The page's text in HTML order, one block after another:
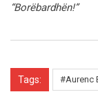
“Borëbardhën!”
Tags: #Aurenc